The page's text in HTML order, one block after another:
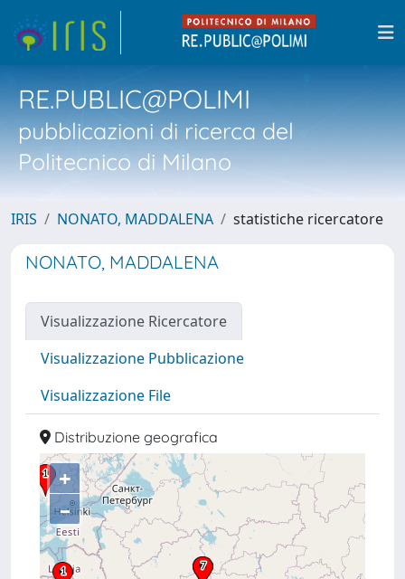
RE.PUBLIC@POLIMI
pubblicazioni di ricerca del
Politecnico di Milano
IRIS NONATO, MADDALENA statistiche ricercatore
NONATO, MADDALENA
Visualizzazione Ricercatore
Visualizzazione Pubblicazione
Visualizzazione File
Distribuzione geografica
+
–